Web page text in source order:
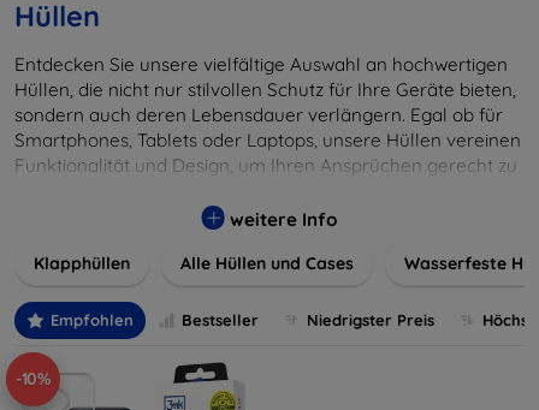
Hüllen
Entdecken Sie unsere vielfältige Auswahl an hochwertigen
Hüllen, die nicht nur stilvollen Schutz für Ihre Geräte bieten,
sondern auch deren Lebensdauer verlängern. Egal ob für
Smartphones, Tablets oder Laptops, unsere Hüllen vereinen
Funktionalität und Design, um Ihren Ansprüchen gerecht zu
Farben, um Ihren persönlichen Stil perfekt zu
weitere Info
Klapphüllen Alle Hüllen und Cases Wasserfeste
Empfohlen Bestseller Niedrigster Preis
-10%